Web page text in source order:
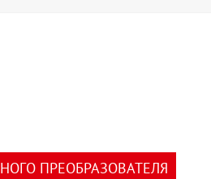
ПРЕОБРАЗОВАТЕЛЯ